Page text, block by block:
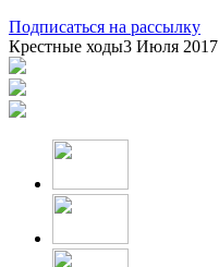
Подписаться на рассылку
Крестные ходы3 Июля 2017